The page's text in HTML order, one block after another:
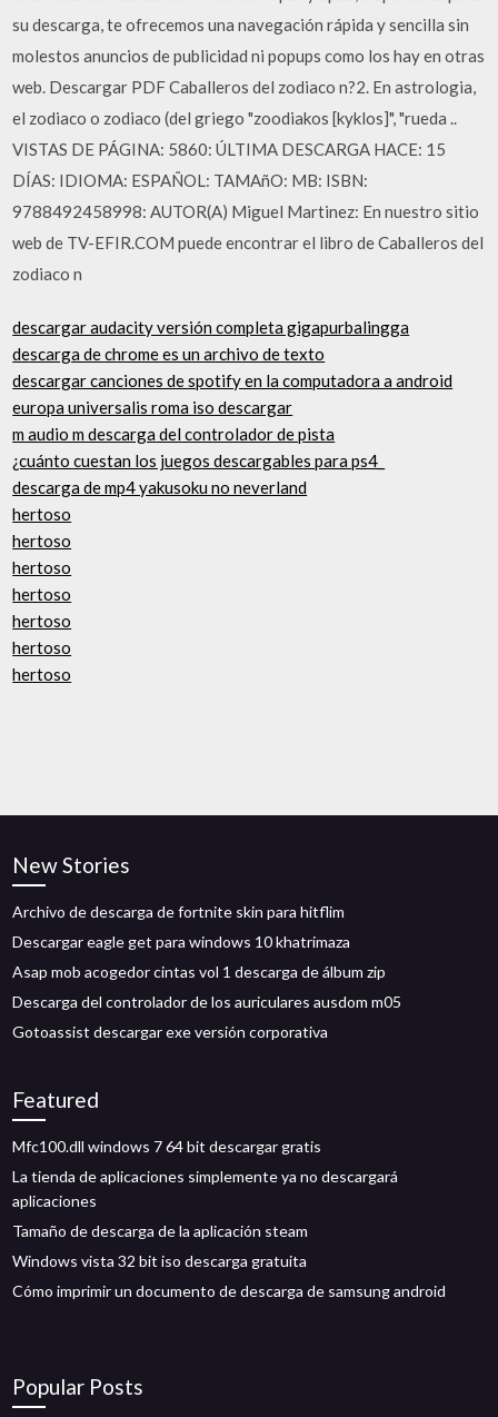
su descarga, te ofrecemos una navegación rápida y sencilla sin
molestos anuncios de publicidad ni popups como los hay en otras
web. Descargar PDF Caballeros del zodiaco n?2. En astrologia,
el zodiaco o zodiaco (del griego "zoodiakos [kyklos]", "rueda ..
VISTAS DE PÁGINA: 5860: ÚLTIMA DESCARGA HACE: 15
DÍAS: IDIOMA: ESPAÑOL: TAMAñO: MB: ISBN:
9788492458998: AUTOR(A) Miguel Martinez: En nuestro sitio
web de TV-EFIR.COM puede encontrar el libro de Caballeros del
zodiaco n
descargar audacity versión completa gigapurbalingga
descarga de chrome es un archivo de texto
descargar canciones de spotify en la computadora a android
europa universalis roma iso descargar
m audio m descarga del controlador de pista
¿cuánto cuestan los juegos descargables para ps4_
descarga de mp4 yakusoku no neverland
hertoso
hertoso
hertoso
hertoso
hertoso
hertoso
hertoso
New Stories
Archivo de descarga de fortnite skin para hitflim
Descargar eagle get para windows 10 khatrimaza
Asap mob acogedor cintas vol 1 descarga de álbum zip
Descarga del controlador de los auriculares ausdom m05
Gotoassist descargar exe versión corporativa
Featured
Mfc100.dll windows 7 64 bit descargar gratis
La tienda de aplicaciones simplemente ya no descargará
aplicaciones
Tamaño de descarga de la aplicación steam
Windows vista 32 bit iso descarga gratuita
Cómo imprimir un documento de descarga de samsung android
Popular Posts